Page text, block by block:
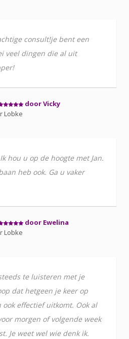
consult!je bent een
veel dingen die al uit
door Vicky
Lobke
hou u op de hoogte met Jan.
heb ook. Ga u vaker
door Ewelina
Lobke
te luisteren met je
dat hetgeen je keer op
effectief uitkomt. Ook al
morgen of volgende week
Je weet wel wie denk ik.